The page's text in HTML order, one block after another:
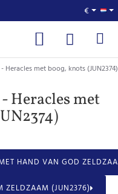
€
Heracles met boog, knots (JUN2374)
Heracles met
HAND VAN GOD
ZELDZAAM (JUN2376)